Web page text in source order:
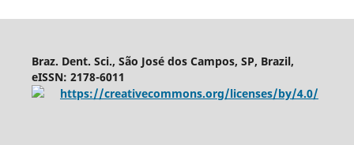
Braz. Dent. Sci., São José dos Campos, SP, Brazil,
eISSN: 2178-6011
https://creativecommons.org/licenses/by/4.0/